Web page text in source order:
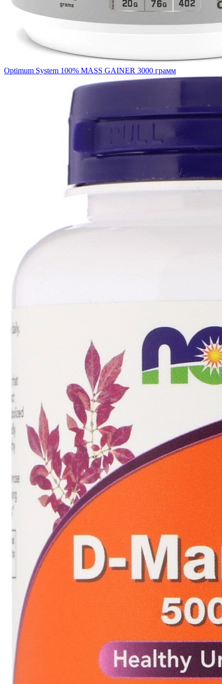
Optimum System 100% MASS GAINER 3000 грамм